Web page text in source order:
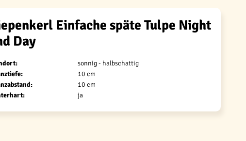
Einfache späte Tulpe Night
Day
sonnig - halbschattig
10 cm
10 cm
ja